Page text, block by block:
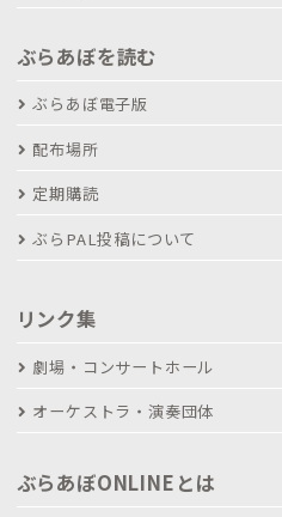
ぶらあぼを読む
ぶらあぼ電子版
配布場所
定期購読
ぶらPAL投稿について
リンク集
劇場・コンサートホール
オーケストラ・演奏団体
ぶらあぼONLINEとは